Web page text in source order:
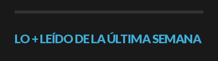
LO + LEÍDO DE LA ÚLTIMA SEMANA